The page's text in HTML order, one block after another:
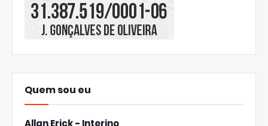
Quem sou eu
Allan Erick - Interino